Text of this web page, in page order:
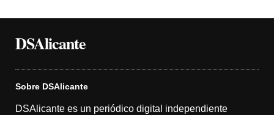
DSAlicante
Sobre DSAlicante
DSAlicante es un periódico digital independiente